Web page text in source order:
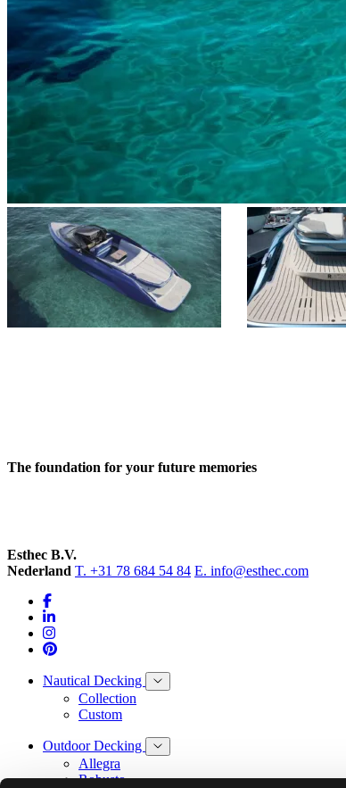
The foundation for your future memories
Esthec B.V.
Nederland T. +31 78 684 54 84 E. info@esthec.com
Nautical Decking
Collection
Custom
Outdoor Decking
Allegra
Robusto